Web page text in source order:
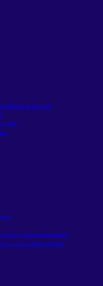
Mensal do Mercado
em alta
novo
juros: como se posicionar?
que nunca deram prejuízo